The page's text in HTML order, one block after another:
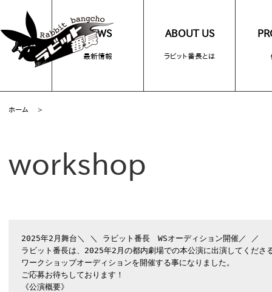
NEWS
最新情報
ABOUT US
ラビット番長とは
ホーム >
workshop
2025年2月舞台＼ ＼ ラビット番長　WSオーディション開催／ ／
ラビット番長は、2025年2月の都内劇場での本公演に出演してくださ
ワークショップオーディションを開催する事になりました。
ご応募お待ちしております！
《公演概要》